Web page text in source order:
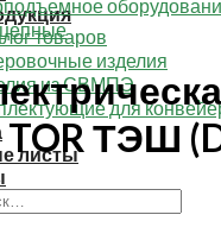
товаров
изделия
из СВМПЭ
для
листы
цепные
ТЭШ